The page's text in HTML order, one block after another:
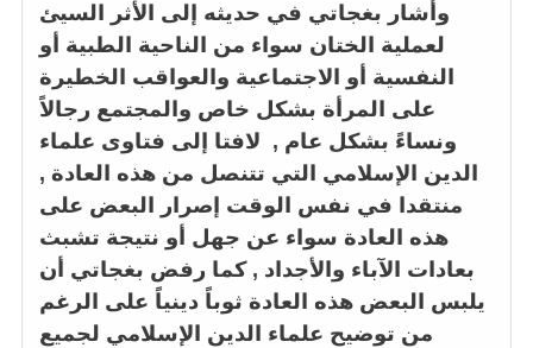
وأشار بغجاتي في حديثه إلى الأثر السيئ
لعملية الختان سواء من الناحية الطبية أو
النفسية أو الاجتماعية والعواقب الخطيرة
على المرأة بشكل خاص والمجتمع رجالاً
ونساءً بشكل عام , لافتا إلى فتاوى علماء
الدين الإسلامي التي تتنصل من هذه العادة ,
منتقدا في نفس الوقت إصرار البعض على
هذه العادة سواء عن جهل أو نتيجة تشبث
بعادات الآباء والأجداد , كما رفض بغجاتي أن
يلبس البعض هذه العادة ثوباً دينياً على الرغم
من توضيح علماء الدين الإسلامي لجميع